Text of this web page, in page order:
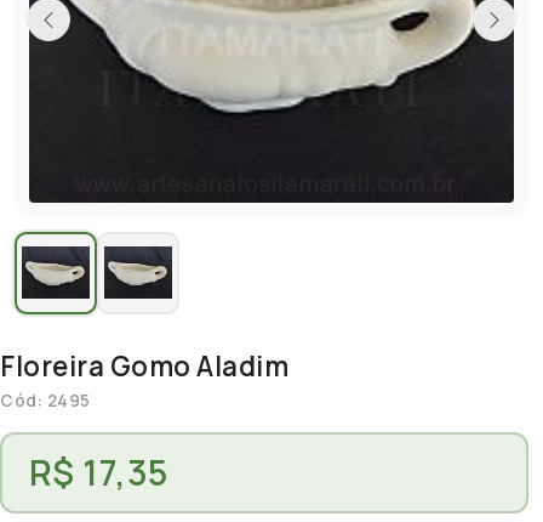
Floreira Gomo Aladim
Cód: 2495
R$ 17,35